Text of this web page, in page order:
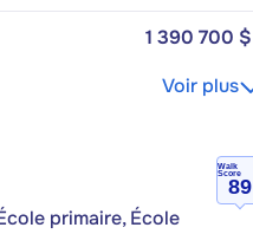
1 390 700 $
Voir plus
Walk
Score
89
primaire, École